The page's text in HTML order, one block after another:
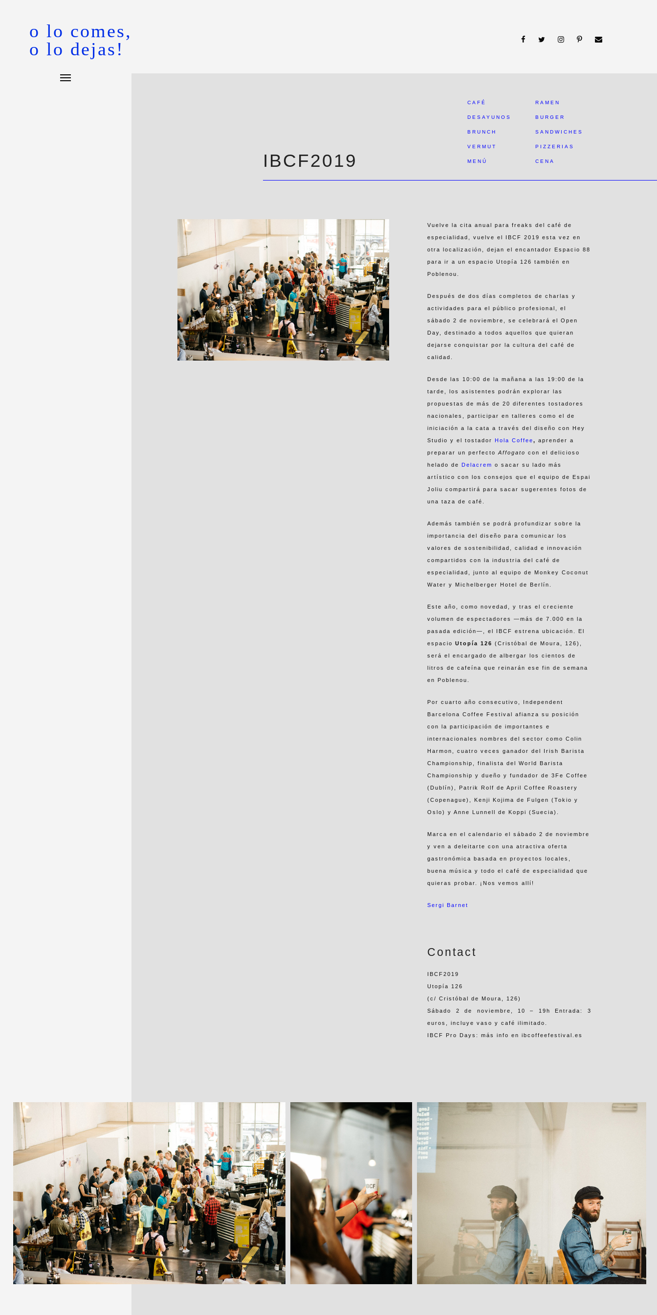
o lo comes,
o lo dejas!
IBCF2019
CAFÉ
DESAYUNOS
BRUNCH
VERMUT
MENÚ
RAMEN
BURGER
SANDWICHES
PIZZERIAS
CENA
Vuelve la cita anual para freaks del café de
especialidad, vuelve el IBCF 2019 esta vez en
otra localización, dejan el encantador Espacio 88
para ir a un espacio Utopía 126 también en
Poblenou.
Después de dos días completos de charlas y
actividades para el público profesional, el
sábado 2 de noviembre, se celebrará el Open
Day, destinado a todos aquellos que quieran
dejarse conquistar por la cultura del café de
calidad.
Desde las 10:00 de la mañana a las 19:00 de la
tarde, los asistentes podrán explorar las
propuestas de más de 20 diferentes tostadores
nacionales, participar en talleres como el de
iniciación a la cata a través del diseño con Hey
Studio y el tostador Hola Coffee,aprender a
preparar un perfectoAffogato con el delicioso
helado de Delacrem o sacar su lado más
artístico con los consejos que el equipo de Espai
Joliu compartirá para sacar sugerentes fotos de
una taza de café.
Además también se podrá profundizar sobre la
importancia del diseño para comunicar los
valores de sostenibilidad, calidad e innovación
compartidos con la industria del café de
especialidad, junto al equipo de Monkey Coconut
Water y Michelberger Hotel de Berlín.
Este año, como novedad, y tras el creciente
volumen de espectadores —más de 7.000 en la
pasada edición—, el IBCF estrena ubicación. El
espacioUtopía 126 (Cristóbal de Moura, 126),
será el encargado de albergar los cientos de
litros de cafeína que reinarán ese fin de semana
en Poblenou.
Por cuarto año consecutivo, Independent
Barcelona Coffee Festival afianza su posición
con la participación de importantes e
internacionales nombres del sector como Colin
Harmon, cuatro veces ganador del Irish Barista
Championship, finalista del World Barista
Championship y dueño y fundador de 3Fe Coffee
(Dublín), Patrik Rolf de April Coffee Roastery
(Copenague), Kenji Kojima de Fulgen (Tokio y
Oslo) y Anne Lunnell de Koppi (Suecia).
Marca en el calendario el sábado 2 de noviembre
y ven a deleitarte con una atractiva oferta
gastronómica basada en proyectos locales,
buena música y todo el café de especialidad que
quieras probar. ¡Nos vemos allí!
Sergi Barnet
Contact
IBCF2019
Utopía 126
(c/ Cristóbal de Moura, 126)
Sábado 2 de noviembre, 10 – 19h Entrada: 3
euros, incluye vaso y café ilimitado.
IBCF Pro Days: más info en ibcoffeefestival.es